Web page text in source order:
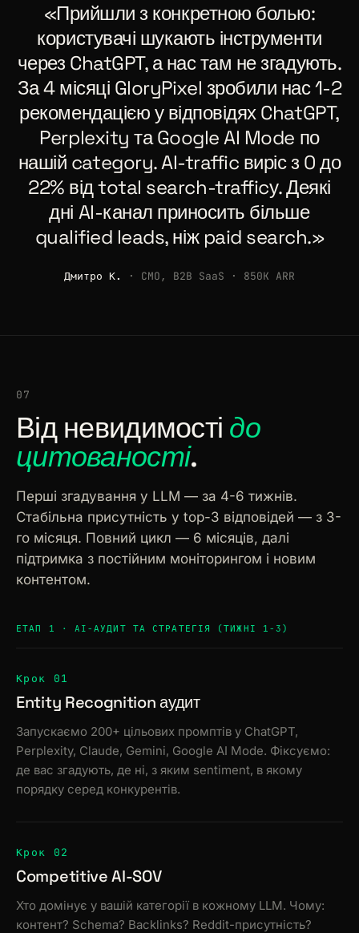
«Прийшли з конкретною болью:
користувачі шукають інструменти
через ChatGPT, а нас там не згадують.
За 4 місяці GloryPixel зробили нас 1-2
рекомендацією у відповідях ChatGPT,
Perplexity та Google AI Mode по
нашій category. AI-traffic виріс з 0 до
22% від total search-trafficу. Деякі
дні AI-канал приносить більше
qualified leads, ніж paid search.»
Дмитро К. · CMO, B2B SaaS · 850K ARR
07
Від невидимості до
цитованості.
Перші згадування у LLM — за 4-6 тижнів.
Стабільна присутність у top-3 відповідей — з 3-
го місяця. Повний цикл — 6 місяців, далі
підтримка з постійним моніторингом і новим
контентом.
ЕТАП 1 · AI-АУДИТ ТА СТРАТЕГІЯ (ТИЖНІ 1-3)
Крок 01
Entity Recognition аудит
Запускаємо 200+ цільових промптів у ChatGPT,
Perplexity, Claude, Gemini, Google AI Mode. Фіксуємо:
де вас згадують, де ні, з яким sentiment, в якому
порядку серед конкурентів.
Крок 02
Competitive AI-SOV
Хто домінує у вашій категорії в кожному LLM. Чому:
контент? Schema? Backlinks? Reddit-присутність?